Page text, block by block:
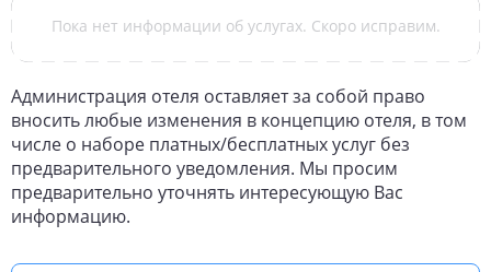
Пока нет информации об услугах. Скоро исправим.
Администрация отеля оставляет за собой право
вносить любые изменения в концепцию отеля, в том
числе о наборе платных/бесплатных услуг без
предварительного уведомления. Мы просим
предварительно уточнять интересующую Вас
информацию.